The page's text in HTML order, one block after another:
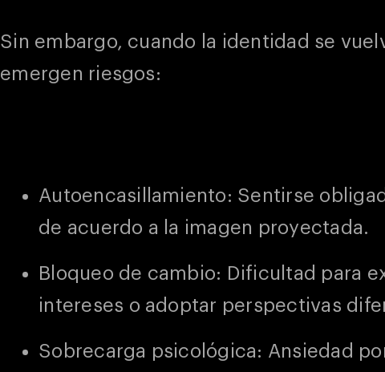
Sin embargo, cuando la identidad se
emergen riesgos:
Autoencasillamiento: Sentirse
de acuerdo a la imagen proyectada.
Bloqueo de cambio: Dificultad para
intereses o adoptar perspectivas
Sobrecarga psicológica: Ansiedad